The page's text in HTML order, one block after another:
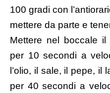
100 gradi con
mettere da parte e
Mettere nel boccale
per 10 secondi a
l’olio, il sale, il pepe, il
per 40 secondi a